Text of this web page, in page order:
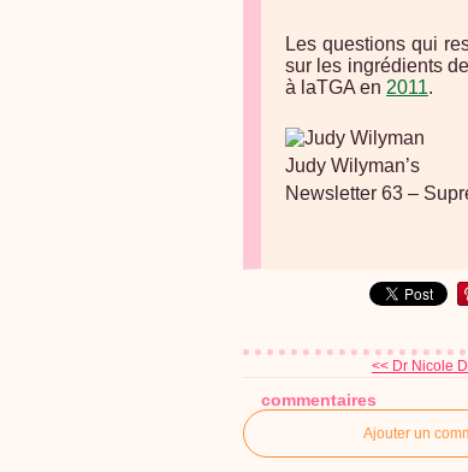
Les questions qui
sur les ingrédients
à laTGA en 2011.
Judy Wilyman’s
Newsletter 63 –
<< Dr Nicole
commentaires
Ajouter un